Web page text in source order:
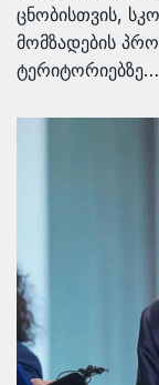
ცნობისთვის,
მომზადების
ტერიტორიებზე…